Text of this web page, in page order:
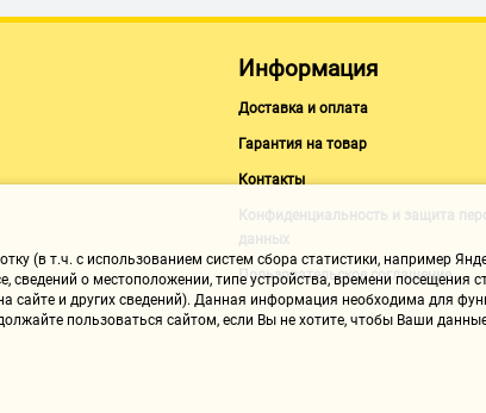
Информация
Доставка и оплата
Гарантия на товар
Контакты
Конфиденциальность и защита
данных
Пользовательское соглашение
(в т.ч. с использованием систем сбора статистики, например
о местоположении, типе устройства, времени посещения
и других сведений). Данная информация необходима для
пользоваться сайтом, если Вы не хотите, чтобы Ваши